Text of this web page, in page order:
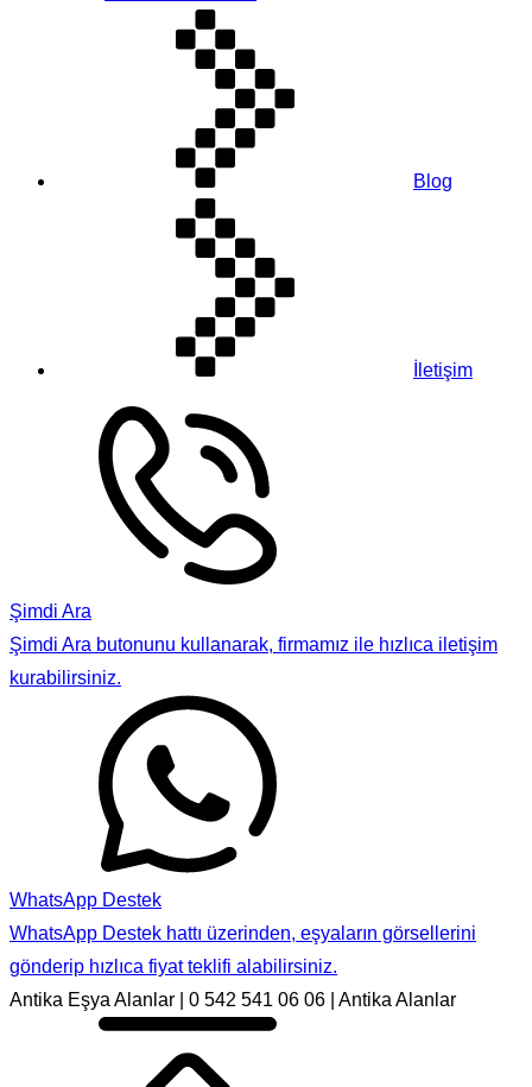
Blog
İletişim
Şimdi Ara
Şimdi Ara butonunu kullanarak, firmamız ile hızlıca iletişim
kurabilirsiniz.
WhatsApp Destek
WhatsApp Destek hattı üzerinden, eşyaların görsellerini
gönderip hızlıca fiyat teklifi alabilirsiniz.
Antika Eşya Alanlar | 0 542 541 06 06 | Antika Alanlar